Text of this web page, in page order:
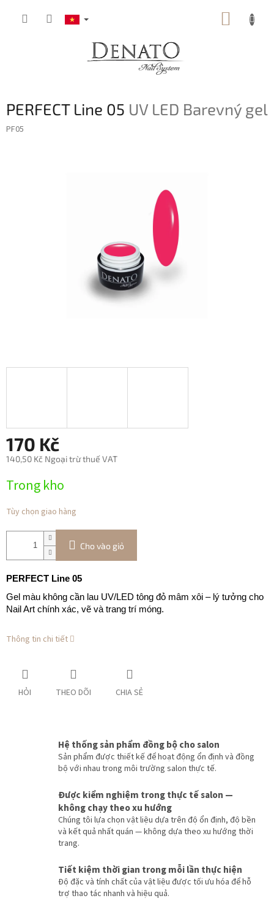
GIỎ
PERFECT Line 05 UV LED Barevný gel
PF05
170 Kč
140,50 Kč Ngoại trừ thuế VAT
đo
Trong kho
Tùy chọn giao hàng
Cho vào giỏ
PERFECT Line 05
Gel màu không cần lau UV/LED tông đỏ mâm xôi – lý tưởng cho
Nail Art chính xác, vẽ và trang trí móng.
Thông tin chi tiết
HỎI THEO DÕI CHIA SẺ
Hệ thống sản phẩm đồng bộ cho salon
Sản phẩm được thiết kế để hoạt động ổn định và đồng
bộ với nhau trong môi trường salon thực tế.
Được kiểm nghiệm trong thực tế salon —
không chạy theo xu hướng
Chúng tôi lựa chọn vật liệu dựa trên độ ổn định, độ bền
và kết quả nhất quán — không dựa theo xu hướng thời
trang.
Tiết kiệm thời gian trong mỗi lần thực hiện
Độ đặc và tính chất của vật liệu được tối ưu hóa để hỗ
trợ thao tác nhanh và hiệu quả.